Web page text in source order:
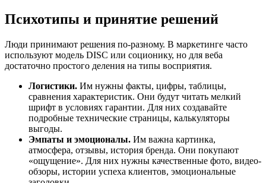
Психотипы и принятие решений
Люди принимают решения по-разному. В маркетинге часто
используют модель DISC или соционику, но для веба
достаточно простого деления на типы восприятия.
Логистики. Им нужны факты, цифры, таблицы,
сравнения характеристик. Они будут читать мелкий
шрифт в условиях гарантии. Для них создавайте
подробные технические страницы, калькуляторы
выгоды.
Эмпаты и эмоционалы. Им важна картинка,
атмосфера, отзывы, история бренда. Они покупают
«ощущение». Для них нужны качественные фото, видео-
обзоры, истории успеха клиентов, эмоциональные